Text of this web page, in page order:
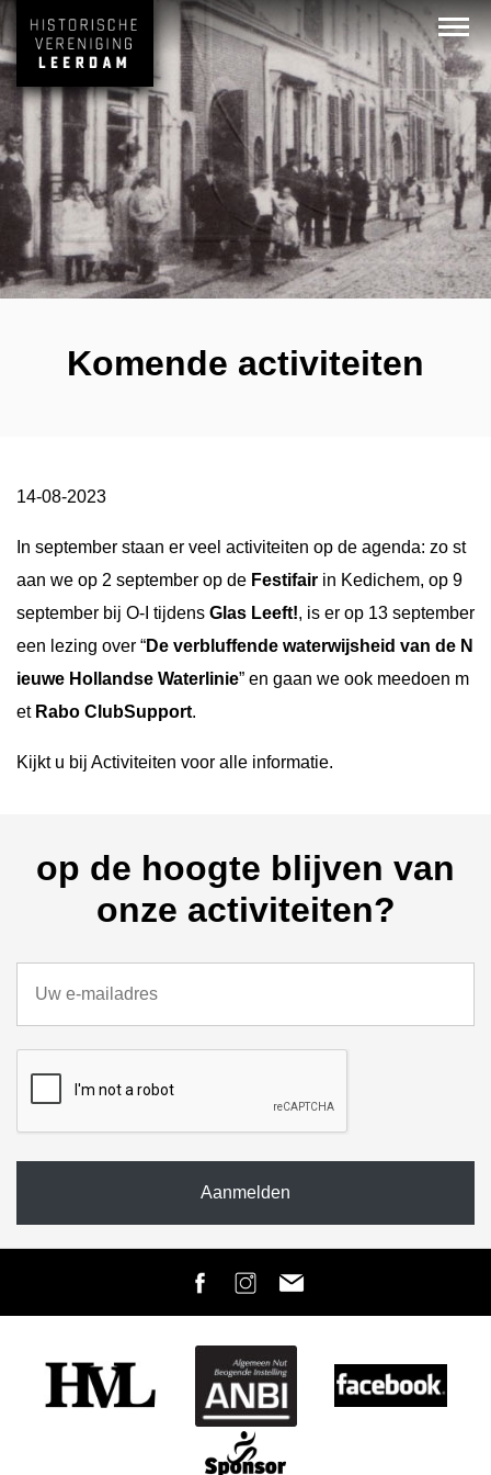
Komende activiteiten
14-08-2023
In september staan er veel activiteiten op de agenda: zo st
aan we op 2 september op de Festifair in Kedichem, op 9
september bij O-I tijdens Glas Leeft!, is er op 13 september
een lezing over “De verbluffende waterwijsheid van de N
ieuwe Hollandse Waterlinie” en gaan we ook meedoen m
et Rabo ClubSupport.
Kijkt u bij Activiteiten voor alle informatie.
op de hoogte blijven van
onze activiteiten?